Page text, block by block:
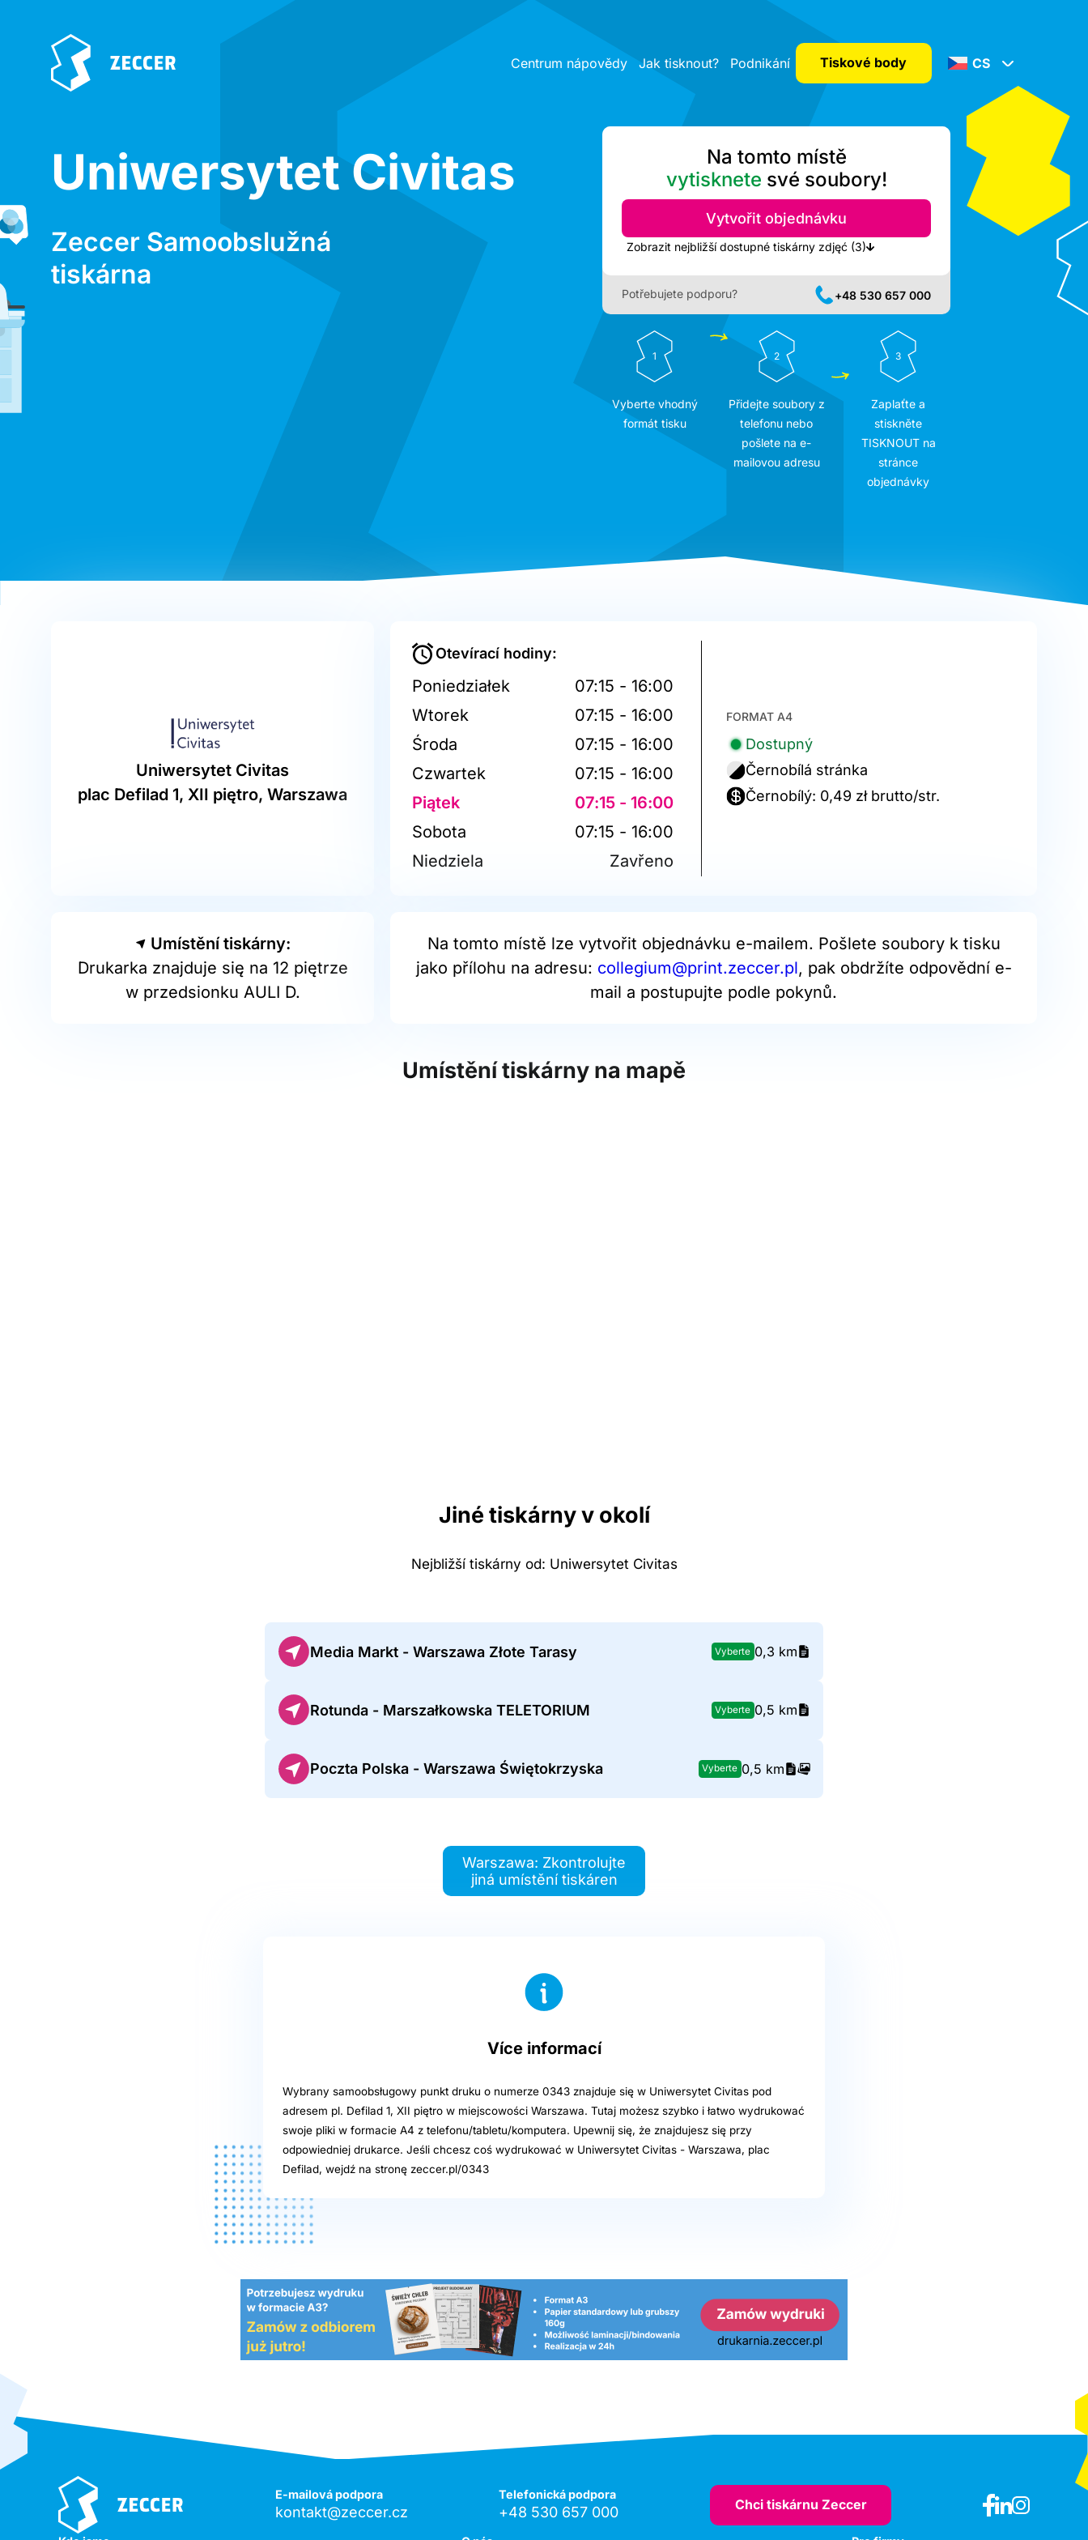
Centrum nápovědy Jak tisknout? Podnikání Tiskové body CS
Uniwersytet Civitas
Zeccer Samoobslužná
tiskárna
Na tomto místě
vytisknete své soubory!
Vytvořit objednávku
Zobrazit nejbližší dostupné tiskárny zdjęć (3)
Potřebujete podporu? +48 530 657 000
1
Vyberte vhodný
formát tisku
2
Přidejte soubory z
telefonu nebo
pošlete na e-
mailovou adresu
3
Zaplaťte a
stiskněte
TISKNOUT na
stránce
objednávky
Uniwersytet Civitas
plac Defilad 1, XII piętro, Warszawa
Otevírací hodiny:
Poniedziałek
07:15 - 16:00
Wtorek
07:15 - 16:00
Środa
07:15 - 16:00
Czwartek
07:15 - 16:00
Piątek
07:15 - 16:00
Sobota
07:15 - 16:00
Niedziela
Zavřeno
FORMAT A4
Dostupný
Černobílá stránka
Černobílý: 0,49 zł brutto/str.
Umístění tiskárny:
Drukarka znajduje się na 12 piętrze
w przedsionku AULI D.
Na tomto místě lze vytvořit objednávku e-mailem. Pošlete soubory k tisku
jako přílohu na adresu: collegium@print.zeccer.pl, pak obdržíte odpovědní e-
mail a postupujte podle pokynů.
Umístění tiskárny na mapě
Jiné tiskárny v okolí
Nejbližší tiskárny od: Uniwersytet Civitas
Media Markt - Warszawa Złote Tarasy Vyberte 0,3 km
Rotunda - Marszałkowska TELETORIUM Vyberte 0,5 km
Poczta Polska - Warszawa Świętokrzyska Vyberte 0,5 km
Warszawa: Zkontrolujte
jiná umístění tiskáren
Více informací
Wybrany samoobsługowy punkt druku o numerze 0343 znajduje się w Uniwersytet Civitas pod
adresem pl. Defilad 1, XII piętro w miejscowości Warszawa. Tutaj możesz szybko i łatwo wydrukować
swoje pliki w formacie A4 z telefonu/tabletu/komputera. Upewnij się, że znajdujesz się przy
odpowiedniej drukarce. Jeśli chcesz coś wydrukować w Uniwersytet Civitas - Warszawa, plac
Defilad, wejdź na stronę zeccer.pl/0343
E-mailová podpora
kontakt@zeccer.cz
Telefonická podpora
+48 530 657 000 Chci tiskárnu Zeccer